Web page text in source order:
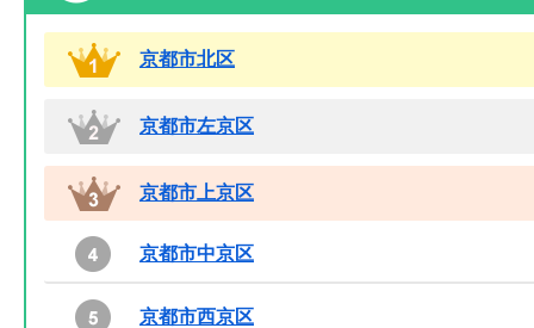
京都市北区
京都市左京区
京都市上京区
京都市中京区
京都市西京区